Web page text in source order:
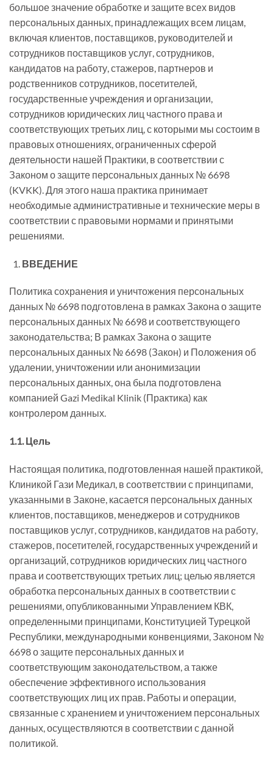
большое значение обработке и защите всех видов
персональных данных, принадлежащих всем лицам,
включая клиентов, поставщиков, руководителей и
сотрудников поставщиков услуг, сотрудников,
кандидатов на работу, стажеров, партнеров и
родственников сотрудников, посетителей,
государственные учреждения и организации,
сотрудников юридических лиц частного права и
соответствующих третьих лиц, с которыми мы состоим в
правовых отношениях, ограниченных сферой
деятельности нашей Практики, в соответствии с
Законом о защите персональных данных № 6698
(KVKK). Для этого наша практика принимает
необходимые административные и технические меры в
соответствии с правовыми нормами и принятыми
решениями.
ВВЕДЕНИЕ
Политика сохранения и уничтожения персональных
данных № 6698 подготовлена в рамках Закона о защите
персональных данных № 6698 и соответствующего
законодательства; В рамках Закона о защите
персональных данных № 6698 (Закон) и Положения об
удалении, уничтожении или анонимизации
персональных данных, она была подготовлена
компанией Gazi Medikal Klinik (Практика) как
контролером данных.
1.1. Цель
Настоящая политика, подготовленная нашей практикой,
Клиникой Гази Медикал, в соответствии с принципами,
указанными в Законе, касается персональных данных
клиентов, поставщиков, менеджеров и сотрудников
поставщиков услуг, сотрудников, кандидатов на работу,
стажеров, посетителей, государственных учреждений и
организаций, сотрудников юридических лиц частного
права и соответствующих третьих лиц; целью является
обработка персональных данных в соответствии с
решениями, опубликованными Управлением КВК,
определенными принципами, Конституцией Турецкой
Республики, международными конвенциями, Законом №
6698 о защите персональных данных и
соответствующим законодательством, а также
обеспечение эффективного использования
соответствующих лиц их прав. Работы и операции,
связанные с хранением и уничтожением персональных
данных, осуществляются в соответствии с данной
политикой.